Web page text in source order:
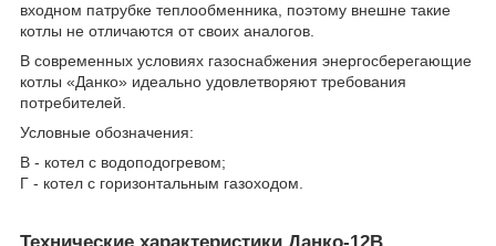
входном патрубке теплообменника, поэтому внешне такие
котлы не отличаются от своих аналогов.
В современных условиях газоснабжения энергосберегающие
котлы «Данко» идеально удовлетворяют требования
потребителей.
Условные обозначения:
В - котел с водоподогревом;
Г - котел с горизонтальным газоходом.